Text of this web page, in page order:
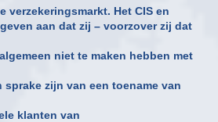
verzekeringsmarkt. Het CIS en
aan dat zij – voorzover zij dat
niet te maken hebben met
sprake zijn van een toename van
klanten van